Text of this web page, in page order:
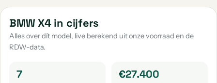
BMW M3 BMW 2-Serie Gran Coupe
aantal: 7
BMW 2-Serie Gran Tourer
BMW X2 BMW Ix3
BMW X4 in cijfers
Alles over dít model, live berekend uit onze voorraad en de
RDW-data.
7 €27.400